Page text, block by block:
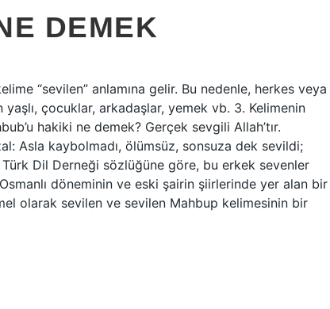
DEMEK
“sevilen” anlamına gelir. Bu nedenle, herkes veya
çocuklar, arkadaşlar, yemek vb. 3. Kelimenin
hakiki ne demek? Gerçek sevgili Allah’tır.
Asla kaybolmadı, ölümsüz, sonsuza dek sevildi;
Dil Derneği sözlüğüne göre, bu erkek sevenler
döneminin ve eski şairin şiirlerinde yer alan bir
olarak sevilen ve sevilen Mahbup kelimesinin bir